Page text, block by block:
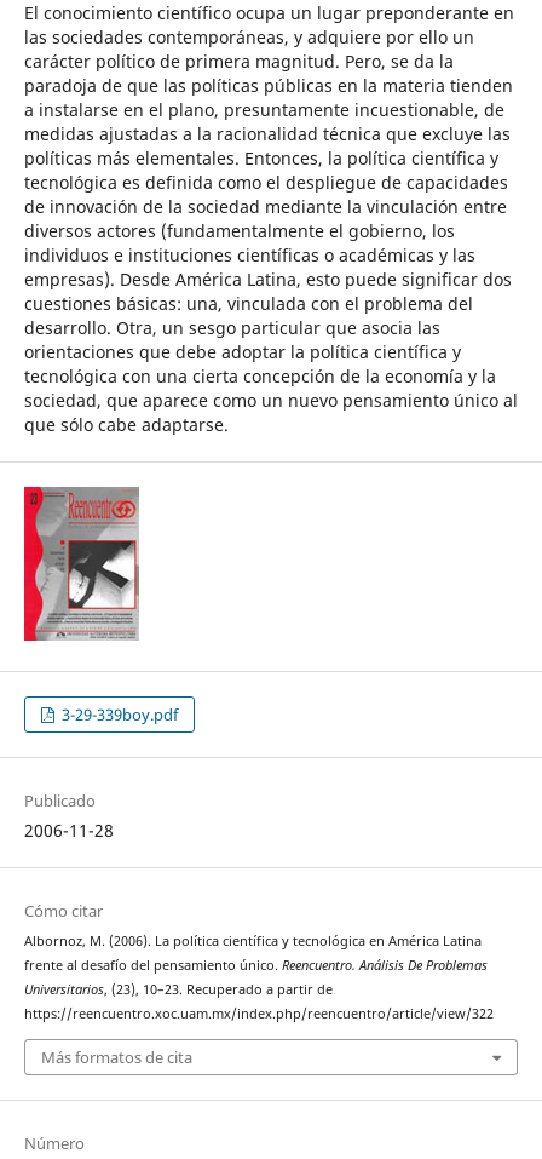
El conocimiento científico ocupa un lugar preponderante en
las sociedades contemporáneas, y adquiere por ello un
carácter político de primera magnitud. Pero, se da la
paradoja de que las políticas públicas en la materia tienden
a instalarse en el plano, presuntamente incuestionable, de
medidas ajustadas a la racionalidad técnica que excluye las
políticas más elementales. Entonces, la política científica y
tecnológica es definida como el despliegue de capacidades
de innovación de la sociedad mediante la vinculación entre
diversos actores (fundamentalmente el gobierno, los
individuos e instituciones científicas o académicas y las
empresas). Desde América Latina, esto puede significar dos
cuestiones básicas: una, vinculada con el problema del
desarrollo. Otra, un sesgo particular que asocia las
orientaciones que debe adoptar la política científica y
tecnológica con una cierta concepción de la economía y la
sociedad, que aparece como un nuevo pensamiento único al
que sólo cabe adaptarse.
3-29-339boy.pdf
Publicado
2006-11-28
Cómo citar
Albornoz, M. (2006). La política científica y tecnológica en América Latina
frente al desafío del pensamiento único. Reencuentro. Análisis De Problemas
Universitarios, (23), 10–23. Recuperado a partir de
https://reencuentro.xoc.uam.mx/index.php/reencuentro/article/view/322
Más formatos de cita
Número